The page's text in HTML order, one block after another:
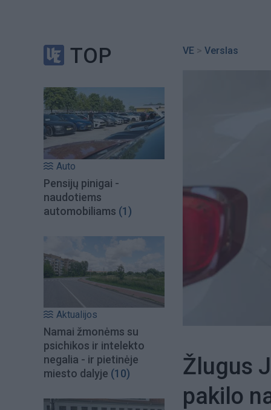
TOP
Auto
Pensijų pinigai -
naudotiems
automobiliams (1)
Aktualijos
Namai žmonėms su
psichikos ir intelekto
negalia - ir pietinėje
miesto dalyje (10)
VE > Verslas
Žlugus
pakilo